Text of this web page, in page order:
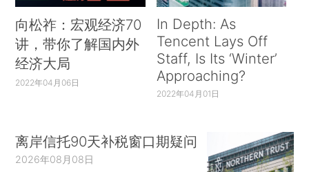
向松祚：宏观经济70
讲，带你了解国内外
经济大局
2022年04月06日
In Depth: As
Tencent Lays Off
Staff, Is Its ‘Winter’
Approaching?
2022年04月01日
离岸信托90天补税窗口期疑问
2026年08月08日